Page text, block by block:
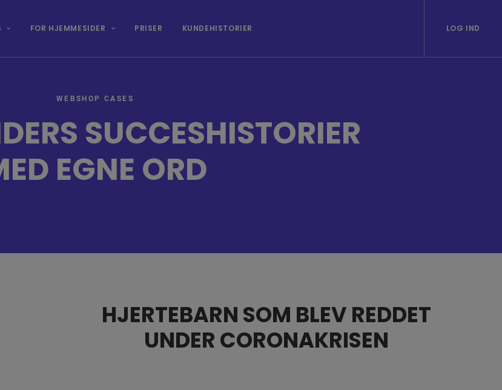
FOR HJEMMESIDER PRISER KUNDEHISTORIER LOG IND
WEBSHOP CASES
SUCCESHISTORIER
EGNE ORD
HJERTEBARN SOM BLEV REDDET
UNDER CORONAKRISEN